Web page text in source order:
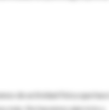
de actividad física que